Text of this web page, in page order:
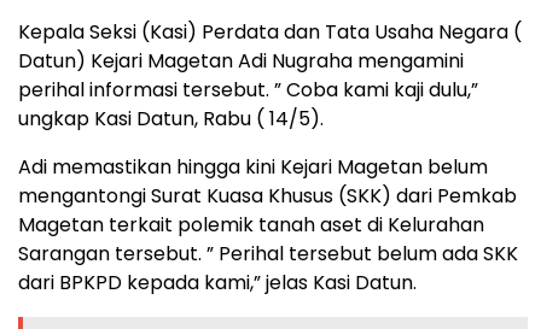
Kepala Seksi (Kasi) Perdata dan Tata Usaha Negara (
Datun) Kejari Magetan Adi Nugraha mengamini
perihal informasi tersebut. ” Coba kami kaji dulu,”
ungkap Kasi Datun, Rabu ( 14/5).
Adi memastikan hingga kini Kejari Magetan belum
mengantongi Surat Kuasa Khusus (SKK) dari Pemkab
Magetan terkait polemik tanah aset di Kelurahan
Sarangan tersebut. ” Perihal tersebut belum ada SKK
dari BPKPD kepada kami,” jelas Kasi Datun.